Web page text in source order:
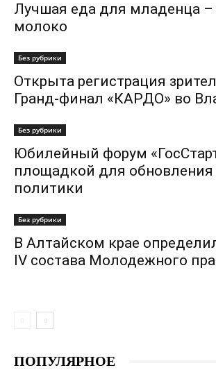
Лучшая еда для младенца –
молоко
Без рубрики
Открыта регистрация
Гранд-финал «КАРДО» во
Без рубрики
Юбилейный форум
площадкой для обновления
политики
Без рубрики
В Алтайском крае
IV состава Молодежного
ПОПУЛЯРНОЕ